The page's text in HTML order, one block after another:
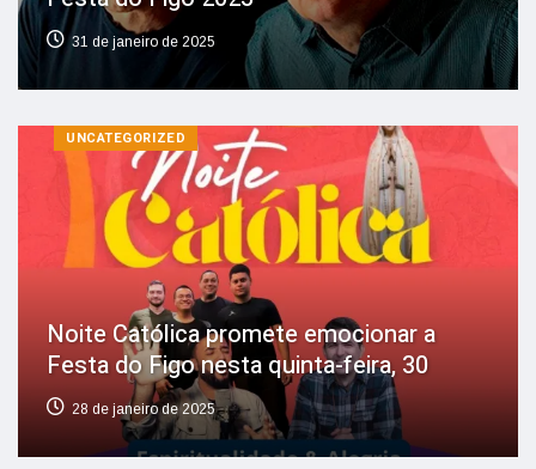
31 de janeiro de 2025
UNCATEGORIZED
Noite Católica promete emocionar a
Festa do Figo nesta quinta-feira, 30
28 de janeiro de 2025